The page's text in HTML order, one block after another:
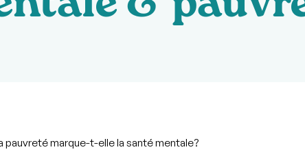
pauvreté marque-t-elle la santé mentale?